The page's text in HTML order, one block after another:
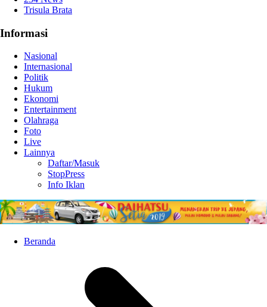
Trisula Brata
Informasi
Nasional
Internasional
Politik
Hukum
Ekonomi
Entertainment
Olahraga
Foto
Live
Lainnya
Daftar/Masuk
StopPress
Info Iklan
Beranda